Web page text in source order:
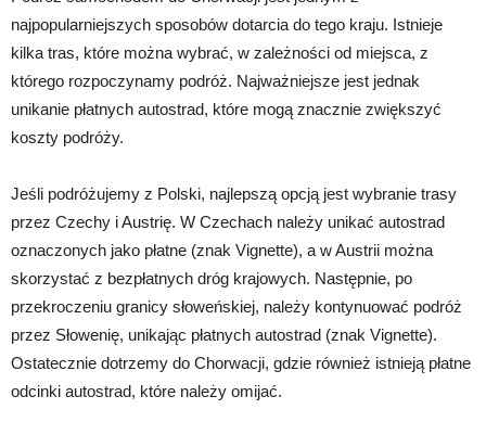
najpopularniejszych sposobów dotarcia do tego kraju. Istnieje
kilka tras, które można wybrać, w zależności od miejsca, z
którego rozpoczynamy podróż. Najważniejsze jest jednak
unikanie płatnych autostrad, które mogą znacznie zwiększyć
koszty podróży.
Jeśli podróżujemy z Polski, najlepszą opcją jest wybranie trasy
przez Czechy i Austrię. W Czechach należy unikać autostrad
oznaczonych jako płatne (znak Vignette), a w Austrii można
skorzystać z bezpłatnych dróg krajowych. Następnie, po
przekroczeniu granicy słoweńskiej, należy kontynuować podróż
przez Słowenię, unikając płatnych autostrad (znak Vignette).
Ostatecznie dotrzemy do Chorwacji, gdzie również istnieją płatne
odcinki autostrad, które należy omijać.